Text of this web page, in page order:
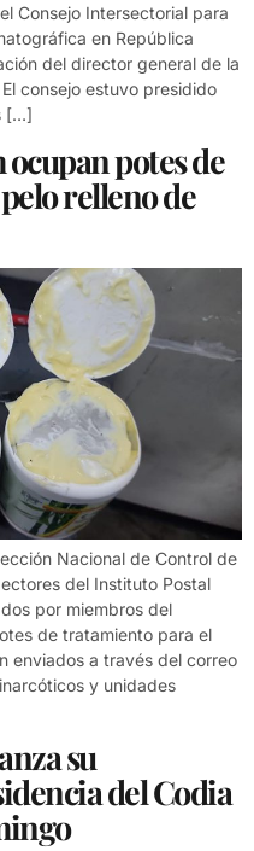
Consejo Intersectorial para
en República
del director general de la
consejo estuvo presidido
[…]
potes de
relleno de
Nacional de Control de
del Instituto Postal
por miembros del
de tratamiento para el
enviados a través del correo
y unidades
su
del Codia